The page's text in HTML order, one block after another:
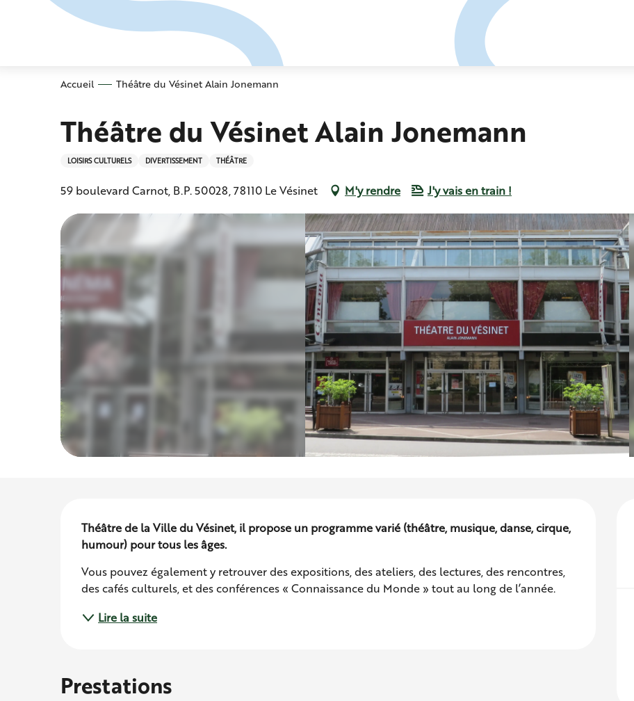
Accueil Théâtre du Vésinet Alain Jonemann
Théâtre du Vésinet Alain Jonemann
LOISIRS CULTURELS DIVERTISSEMENT THÉÂTRE
59 boulevard Carnot, B.P. 50028, 78110 Le Vésinet M'y rendre J'y vais en train !
Description
Théâtre de la Ville du Vésinet, il propose un programme varié (théâtre, musique, danse, cirque,
humour) pour tous les âges.
Vous pouvez également y retrouver des expositions, des ateliers, des lectures, des rencontres,
des cafés culturels, et des conférences « Connaissance du Monde » tout au long de l’année.
Lire la suite
Prestations